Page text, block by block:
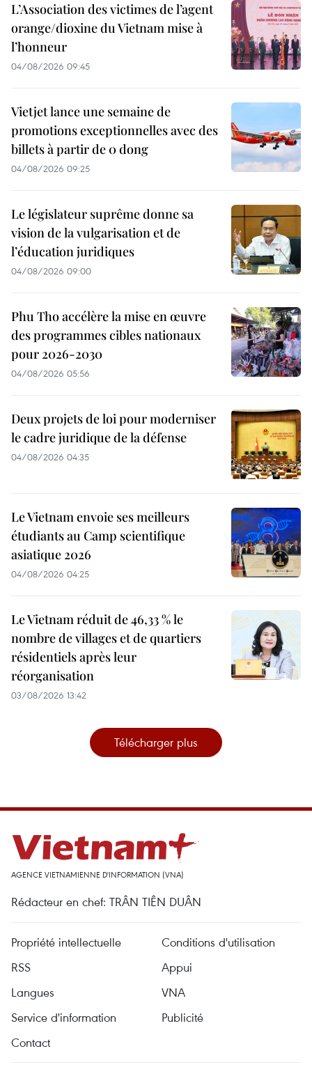
L’Association des victimes de l’agent
orange/dioxine du Vietnam mise à
l’honneur
04/08/2026 09:45
Vietjet lance une semaine de
promotions exceptionnelles avec des
billets à partir de 0 dong
04/08/2026 09:25
Le législateur suprême donne sa
vision de la vulgarisation et de
l’éducation juridiques
04/08/2026 09:00
Phu Tho accélère la mise en œuvre
des programmes cibles nationaux
pour 2026-2030
04/08/2026 05:56
Deux projets de loi pour moderniser
le cadre juridique de la défense
04/08/2026 04:35
Le Vietnam envoie ses meilleurs
étudiants au Camp scientifique
asiatique 2026
04/08/2026 04:25
Le Vietnam réduit de 46,33 % le
nombre de villages et de quartiers
résidentiels après leur
réorganisation
03/08/2026 13:42
Télécharger plus
AGENCE VIETNAMIENNE D'INFORMATION (VNA)
Rédacteur en chef: TRÂN TIÊN DUÂN
Propriété intellectuelle
Conditions d'utilisation
RSS
Appui
Langues
VNA
Service d'information
Publicité
Contact